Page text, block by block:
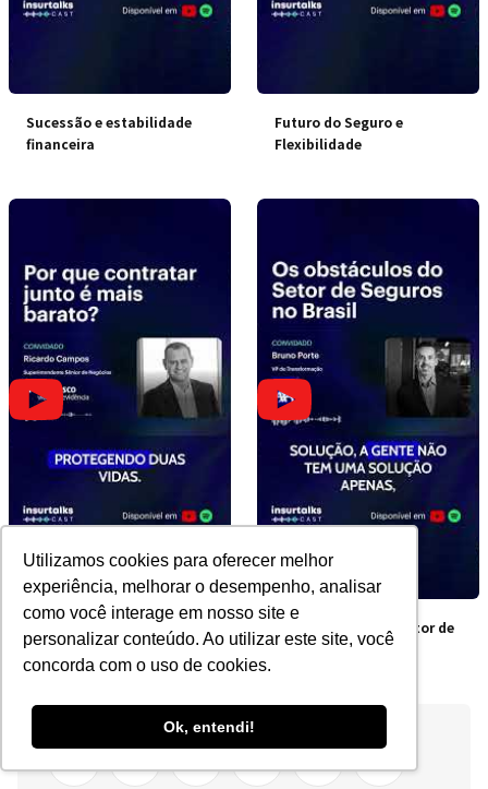
Utilizamos cookies para oferecer melhor
experiência, melhorar o desempenho, analisar
como você interage em nosso site e
personalizar conteúdo. Ao utilizar este site, você
concorda com o uso de cookies.
Ok, entendi!
Sucessão e estabilidade
financeira
Futuro do Seguro e
Flexibilidade
Por que contratar junto é
mais barato?
Os obstáculos do Setor de
Seguros no Brasil